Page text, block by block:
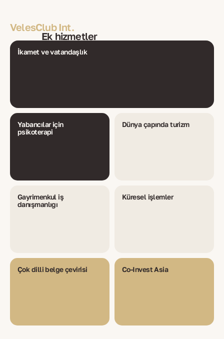
VelesClub Int.
Ek hizmetler
İkamet ve vatandaşlık
Yabancılar için
psikoterapi
Dünya çapında turizm
Gayrimenkul iş
danışmanlığı
Küresel işlemler
Çok dilli belge çevirisi Co-Invest Asia